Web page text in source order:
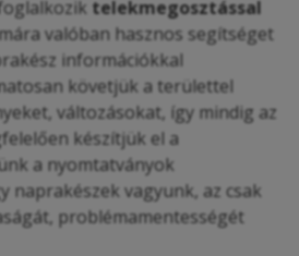
telekmegosztással
valóban hasznos segítséget
információkkal
követjük a területtel
változásokat, így mindig az
készítjük el a
a nyomtatványok
naprakészek vagyunk, az csak
problémamentességét